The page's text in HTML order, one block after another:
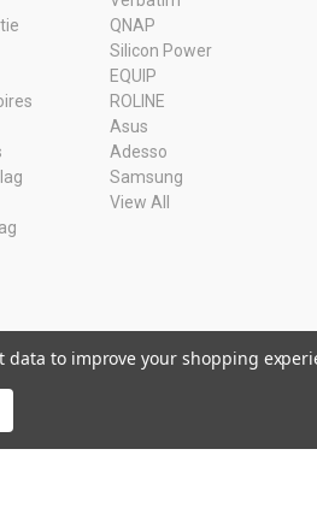
QNAP
Silicon Power
EQUIP
ROLINE
Asus
Adesso
Samsung
View All
data to improve your shopping